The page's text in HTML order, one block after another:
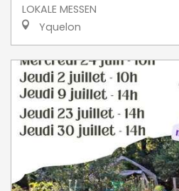
LOKALE MESSEN
Yquelon